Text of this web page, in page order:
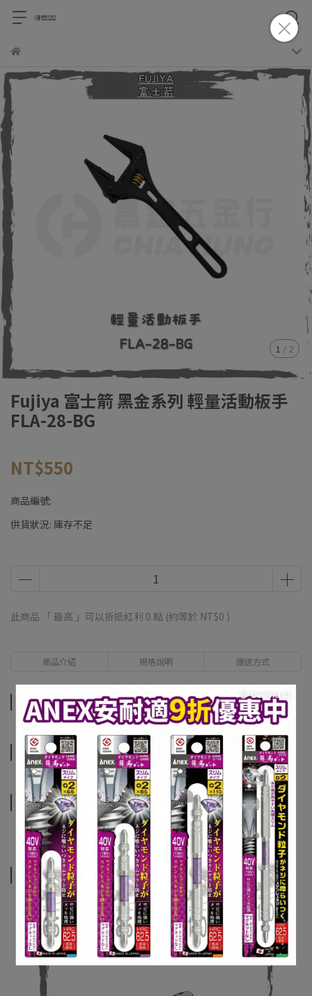
1 / 2
Fujiya 富士箭 黑金系列 輕量活動板手
FLA-28-BG
NT$550
商品編號:
供貨狀況: 庫存不足
此商品 「 最高 」可以折抵紅利 0 點 (約等於 NT$0 )
商品介紹 規格說明 運送方式
商品介紹
規格說明
運送方式
相關商品